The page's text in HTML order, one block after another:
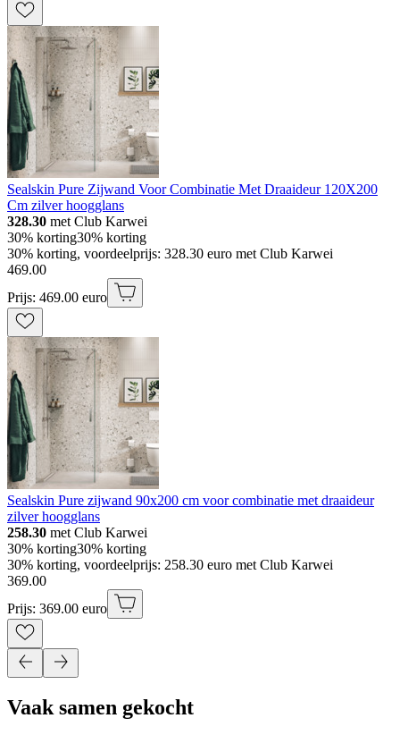
Sealskin Pure Zijwand Voor Combinatie Met Draaideur 120X200
Cm zilver hoogglans
328.30 met Club Karwei
30% korting30% korting
30% korting, voordeelprijs: 328.30 euro met Club Karwei
469.00
Prijs: 469.00 euro
Sealskin Pure zijwand 90x200 cm voor combinatie met draaideur
zilver hoogglans
258.30 met Club Karwei
30% korting30% korting
30% korting, voordeelprijs: 258.30 euro met Club Karwei
369.00
Prijs: 369.00 euro
Vaak samen gekocht